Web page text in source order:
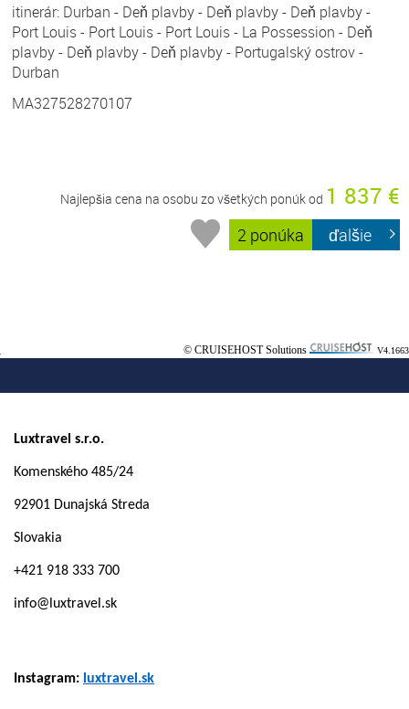
itinerár: Durban - Deň plavby - Deň plavby - Deň plavby -
Port Louis - Port Louis - Port Louis - La Possession - Deň
plavby - Deň plavby - Deň plavby - Portugalský ostrov -
Durban
MA327528270107
Najlepšia cena na osobu zo všetkých ponúk od 1 837 €
2 ponúka ďalšie
© CRUISEHOST Solutions V4.1663
Luxtravel s.r.o.
Komenského 485/24
92901 Dunajská Streda
Slovakia
+421 918 333 700
info@luxtravel.sk
Instagram: luxtravel.sk